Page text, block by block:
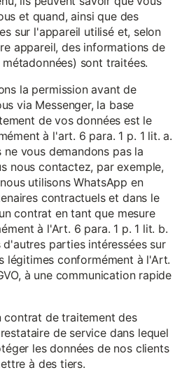
et quand, ainsi que des
sur l'appareil utilisé et, selon
appareil, des informations de
sont traitées.
la permission avant de
via Messenger, la base
de vos données est le
à l'art. 6 para. 1 p. 1 lit. a.
ne vous demandons pas la
nous contactez, par exemple,
utilisons WhatsApp en
contractuels et dans le
contrat en tant que mesure
à l'Art. 6 para. 1 p. 1 lit. b.
d'autres parties intéressées sur
légitimes conformément à l'Art.
à une communication rapide
contrat de traitement des
de service dans lequel
les données de nos clients
à des tiers.